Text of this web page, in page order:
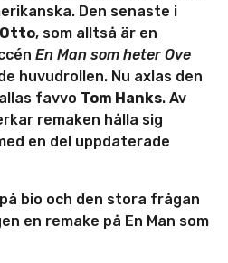
Den senaste i
Otto, som alltså är en
En Man som heter Ove
huvudrollen. Nu axlas den
favvo Tom Hanks. Av
remaken hålla sig
en del uppdaterade
bio och den stora frågan
en remake på En Man som